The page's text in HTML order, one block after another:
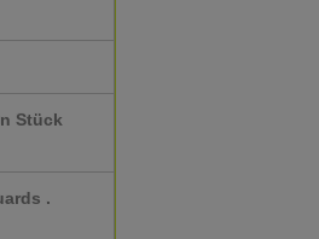
Stück
.